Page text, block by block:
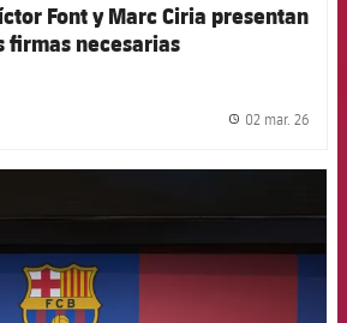
Font y Marc Ciria presentan
firmas necesarias
02 mar. 26